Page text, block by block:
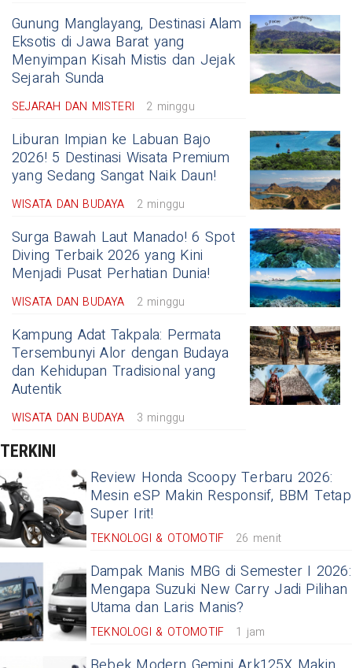
Gunung Manglayang, Destinasi Alam
Eksotis di Jawa Barat yang
Menyimpan Kisah Mistis dan Jejak
Sejarah Sunda
SEJARAH DAN MISTERI 2 minggu
Liburan Impian ke Labuan Bajo
2026! 5 Destinasi Wisata Premium
yang Sedang Sangat Naik Daun!
WISATA DAN BUDAYA 2 minggu
Surga Bawah Laut Manado! 6 Spot
Diving Terbaik 2026 yang Kini
Menjadi Pusat Perhatian Dunia!
WISATA DAN BUDAYA 2 minggu
Kampung Adat Takpala: Permata
Tersembunyi Alor dengan Budaya
dan Kehidupan Tradisional yang
Autentik
WISATA DAN BUDAYA 3 minggu
TERKINI
Review Honda Scoopy Terbaru 2026:
Mesin eSP Makin Responsif, BBM Tetap
Super Irit!
TEKNOLOGI & OTOMOTIF 26 menit
Dampak Manis MBG di Semester I 2026:
Mengapa Suzuki New Carry Jadi Pilihan
Utama dan Laris Manis?
TEKNOLOGI & OTOMOTIF 1 jam